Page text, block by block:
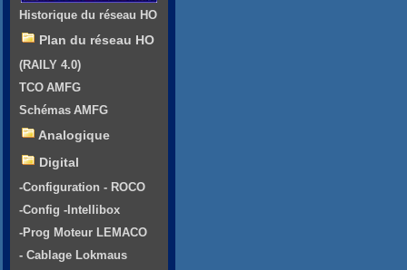
Historique du réseau HO
Plan du réseau HO
(RAILY 4.0)
TCO AMFG
Schémas AMFG
Analogique
Digital
-Configuration - ROCO
-Config -Intellibox
-Prog Moteur LEMACO
- Cablage Lokmaus